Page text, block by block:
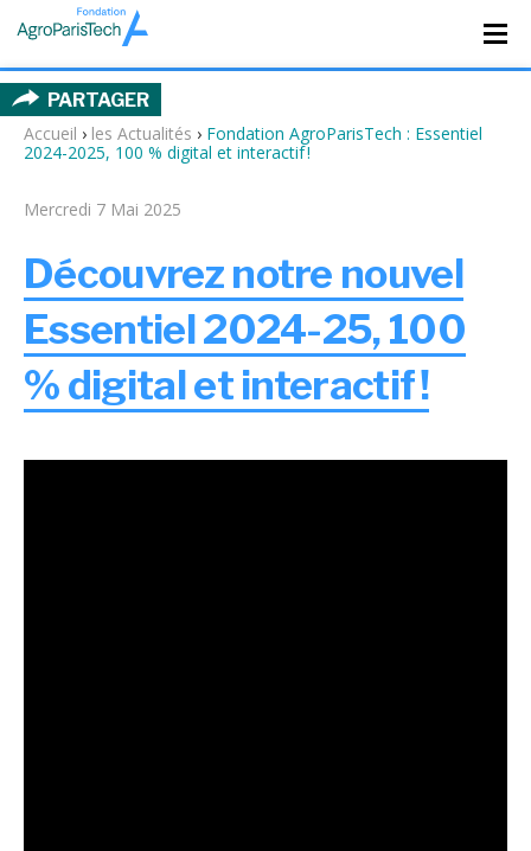
PARTAGER
Accueil › les Actualités › Fondation AgroParisTech : Essentiel
2024-2025, 100 % digital et interactif !
Mercredi 7 Mai 2025
Découvrez notre nouvel
Essentiel 2024-25, 100
% digital et interactif !